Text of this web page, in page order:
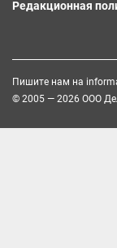
Редакционная
Пишите нам на
© 2005 — 2026 ООО